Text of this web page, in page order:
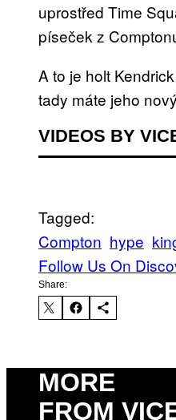
uprostřed Time
píseček z
A to je holt
tady máte jeho
VIDEOS BY
Tagged:
Compton hype
Follow Us On
Share:
MORE
FROM